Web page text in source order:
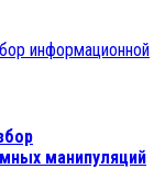
манипуляций